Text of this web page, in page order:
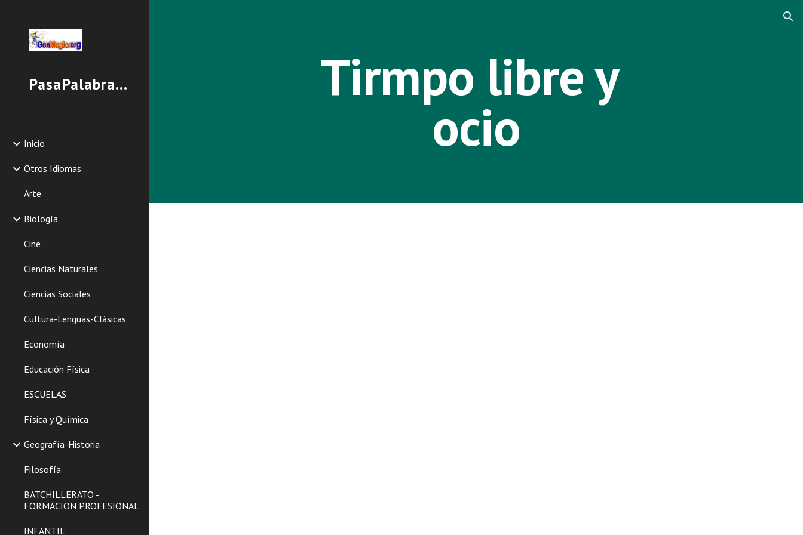
PasaPalabrasGenmagic
Inicio
Otros Idiomas
Arte
Biología
Cine
Ciencias Naturales
Ciencias Sociales
Cultura-Lenguas-Clásicas
Economía
Educación Física
ESCUELAS
Física y Química
Geografía-Historia
Filosofía
BATCHILLERATO -
FORMACION PROFESIONAL
INFANTIL
Tirmpo libre y
ocio